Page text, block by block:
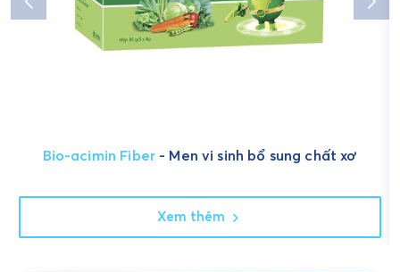
Bio-acimin Fiber- Men vi sinh bổ sung chất xơ
Xem thêm